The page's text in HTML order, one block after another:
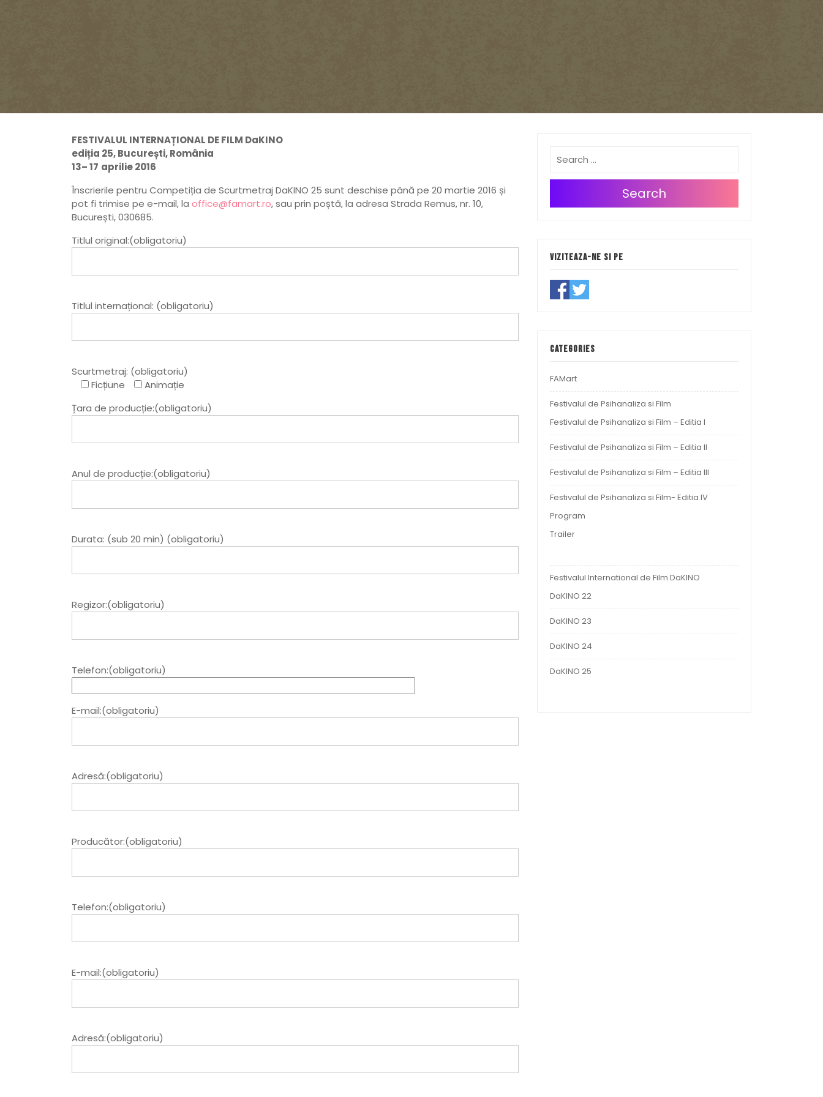
FESTIVALUL INTERNAȚIONAL DE FILM DaKINO
ediția 25, București, România
13– 17 aprilie 2016
Înscrierile pentru Competiția de Scurtmetraj DaKINO 25 sunt deschise până pe 20 martie 2016 și
pot fi trimise pe e-mail, la office@famart.ro, sau prin poștă, la adresa Strada Remus, nr. 10,
București, 030685.
Titlul original:(obligatoriu)
Titlul internațional: (obligatoriu)
Scurtmetraj: (obligatoriu)
Ficțiune
Animație
Țara de producție:(obligatoriu)
Anul de producție:(obligatoriu)
Durata: (sub 20 min) (obligatoriu)
Regizor:(obligatoriu)
Telefon:(obligatoriu)
E-mail:(obligatoriu)
Adresă:(obligatoriu)
Producător:(obligatoriu)
Telefon:(obligatoriu)
E-mail:(obligatoriu)
Adresă:(obligatoriu)
Search
Viziteaza-ne si pe
Categories
FAMart
Festivalul de Psihanaliza si Film
Festivalul de Psihanaliza si Film – Editia I
Festivalul de Psihanaliza si Film – Editia II
Festivalul de Psihanaliza si Film – Editia III
Festivalul de Psihanaliza si Film- Editia IV
Program
Trailer
Festivalul International de Film DaKINO
DaKINO 22
DaKINO 23
DaKINO 24
DaKINO 25